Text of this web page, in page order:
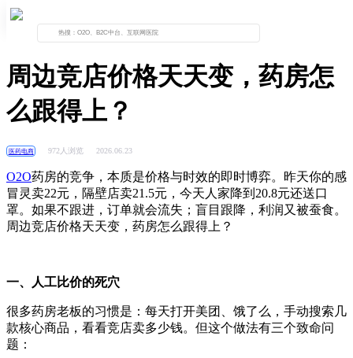
资讯列表 正文
周边竞店价格天天变，药房怎
么跟得上？
医药电商 972人浏览 2026.06.23
O2O药房的竞争，本质是价格与时效的即时博弈。昨天你的感
冒灵卖22元，隔壁店卖21.5元，今天人家降到 20.8元还送口
罩。如果不跟进，订单就会流失；盲目跟降，利润又被蚕食。
周边竞店价格天天变，药房怎么跟得上？
一、人工比价的死穴
很多药房老板的习惯是：每天打开美团、饿了么，手动搜索几
款核心商品，看看竞店卖多少钱。但这个做法有三个致命问
题：